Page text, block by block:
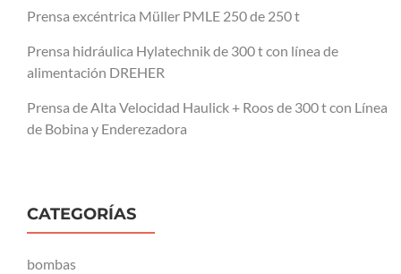
Prensa excéntrica Müller PMLE 250 de 250 t
Prensa hidráulica Hylatechnik de 300 t con línea de
alimentación DREHER
Prensa de Alta Velocidad Haulick + Roos de 300 t con Línea
de Bobina y Enderezadora
CATEGORÍAS
bombas